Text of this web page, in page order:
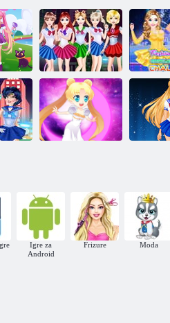
san
Moon Girls:
Battle Suit
Dress Up
Igre za
Android
Frizure Moda